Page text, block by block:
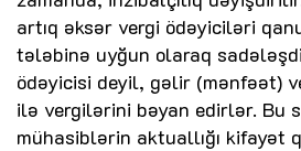
artıq əksər vergi ödəyiciləri
tələbinə uyğun olaraq
ödəyicisi deyil, gəlir (mənfəət)
ilə vergilərini bəyan edirlər. Bu
mühasiblərin aktuallığı kifayət